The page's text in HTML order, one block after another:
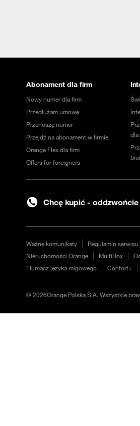
Abonament dla firm
Nowy numer dla firm
Przedłużam umowę
Przenoszę numer
Przejdź na abonament w firmie
Orange Flex dla firm
Offers for foreigners
dla
Chcę kupić - oddzwońcie
Ważne komunikaty Regulamin serwisu
Nieruchomości Orange
MultiBox
Tłumacz języka migowego
Confort+
©2026Orange Polska S.A. Wszystkie